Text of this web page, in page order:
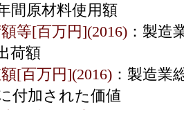
資産年
4,086[
業所数
者数
間原材料使用額
等[百万円](2016) ：製造
荷額
[百万円](2016) ：製造業
付加された価値